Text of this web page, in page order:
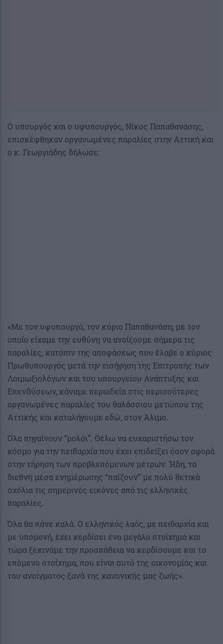
Ο υπουργός και ο υφυπουργός, Νίκος Παπαθανάσης,
επισκέφθηκαν οργανωμένες παραλίες στην Αττική και
ο κ. Γεωργιάδης δήλωσε:
«Με τον υφυπουργό, τον κύριο Παπαθανάση, με τον
οποίο είχαμε την ευθύνη να ανοίξουμε σήμερα τις
παραλίες, κατόπιν της αποφάσεως που έλαβε ο κύριος
Πρωθυπουργός μετά την εισήγηση της Επιτροπής των
Λοιμωξιολόγων και του υπουργείου Ανάπτυξης και
Επενδύσεων, κάναμε περιοδεία στις περισσότερες
οργανωμένες παραλίες του θαλάσσιου μετώπου της
Αττικής και καταλήγουμε εδώ, στον Άλιμο.
Όλα πηγαίνουν “ρολόι”. Θέλω να ευχαριστήσω τον
κόσμο για την πειθαρχία που έχει επιδείξει όσον αφορά
στην τήρηση των προβλεπόμενων μέτρων. Ήδη, τα
διεθνή μέσα ενημέρωσης “παίζουν” με πολύ θετικά
σχόλια τις σημερινές εικόνες από τις ελληνικές
παραλίες.
Όλα θα πάνε καλά. Ο ελληνικός λαός, με πειθαρχία και
με υπομονή, έχει κερδίσει ένα μεγάλο στοίχημα και
τώρα ξεκινάμε την προσπάθεια να κερδίσουμε και το
επόμενο στοίχημα, που είναι αυτό της οικονομίας και
του ανοίγματος ξανά της κανονικής μας ζωής».